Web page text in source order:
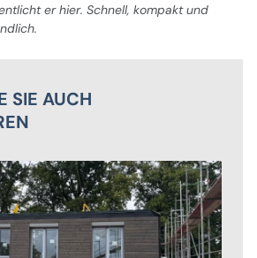
er hier. Schnell, kompakt und
SIE AUCH